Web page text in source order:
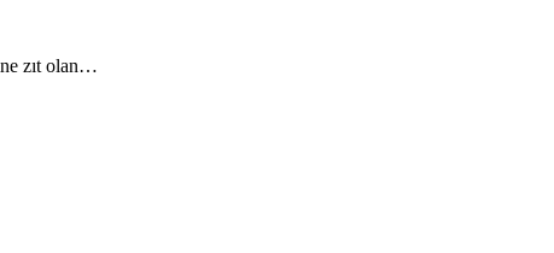
zıt olan…